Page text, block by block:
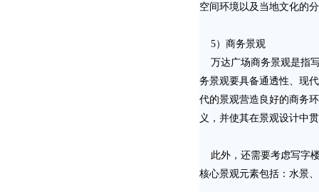
空间环境以及当地文化的
5）商务景观
万达广场商务景观是指
务景观要具备通透性、现
代的景观营造良好的商务
义，并使其在景观设计中
此外，还需要考虑写字
核心景观元素包括：水景